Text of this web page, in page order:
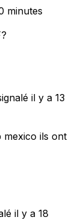
minutes
il y a 13
mexico ils ont
il y a 18